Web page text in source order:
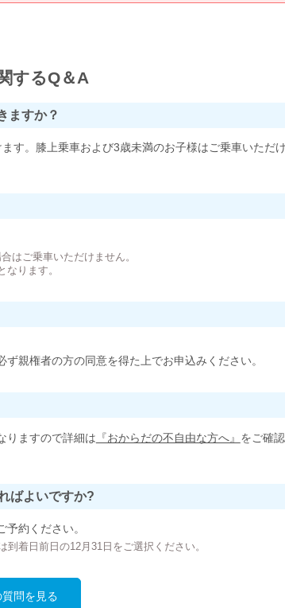
するQ＆A
ますか？
す。膝上乗車および3歳未満のお子様はご乗車いただ
はご乗車いただけません。
ります。
親権者の方の同意を得た上でお申込みください。
りますので詳細は 『おからだの不自由な方へ』 をご確
ばよいですか?
約ください。
着日前日の12月31日をご選択ください。
問を見る